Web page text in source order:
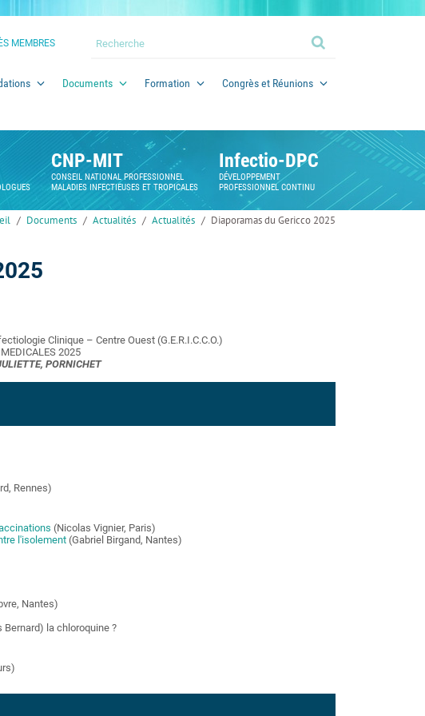
Documents Formation Congrès et Réunions
MEMBRES
CNP-MIT
CONSEIL NATIONAL PROFESSIONNEL
MALADIES INFECTIEUSES ET TROPICALES
Infectio-DPC
DÉVELOPPEMENT
PROFESSIONNEL CONTINU
Documents Actualités Actualités Diaporamas du Gericco 2025
Clinique – Centre Ouest (G.E.R.I.C.C.O.)
2025
PORNICHET
Rennes)
(Nicolas Vignier, Paris)
l'isolement (Gabriel Birgand, Nantes)
Nantes)
Bernard) la chloroquine ?